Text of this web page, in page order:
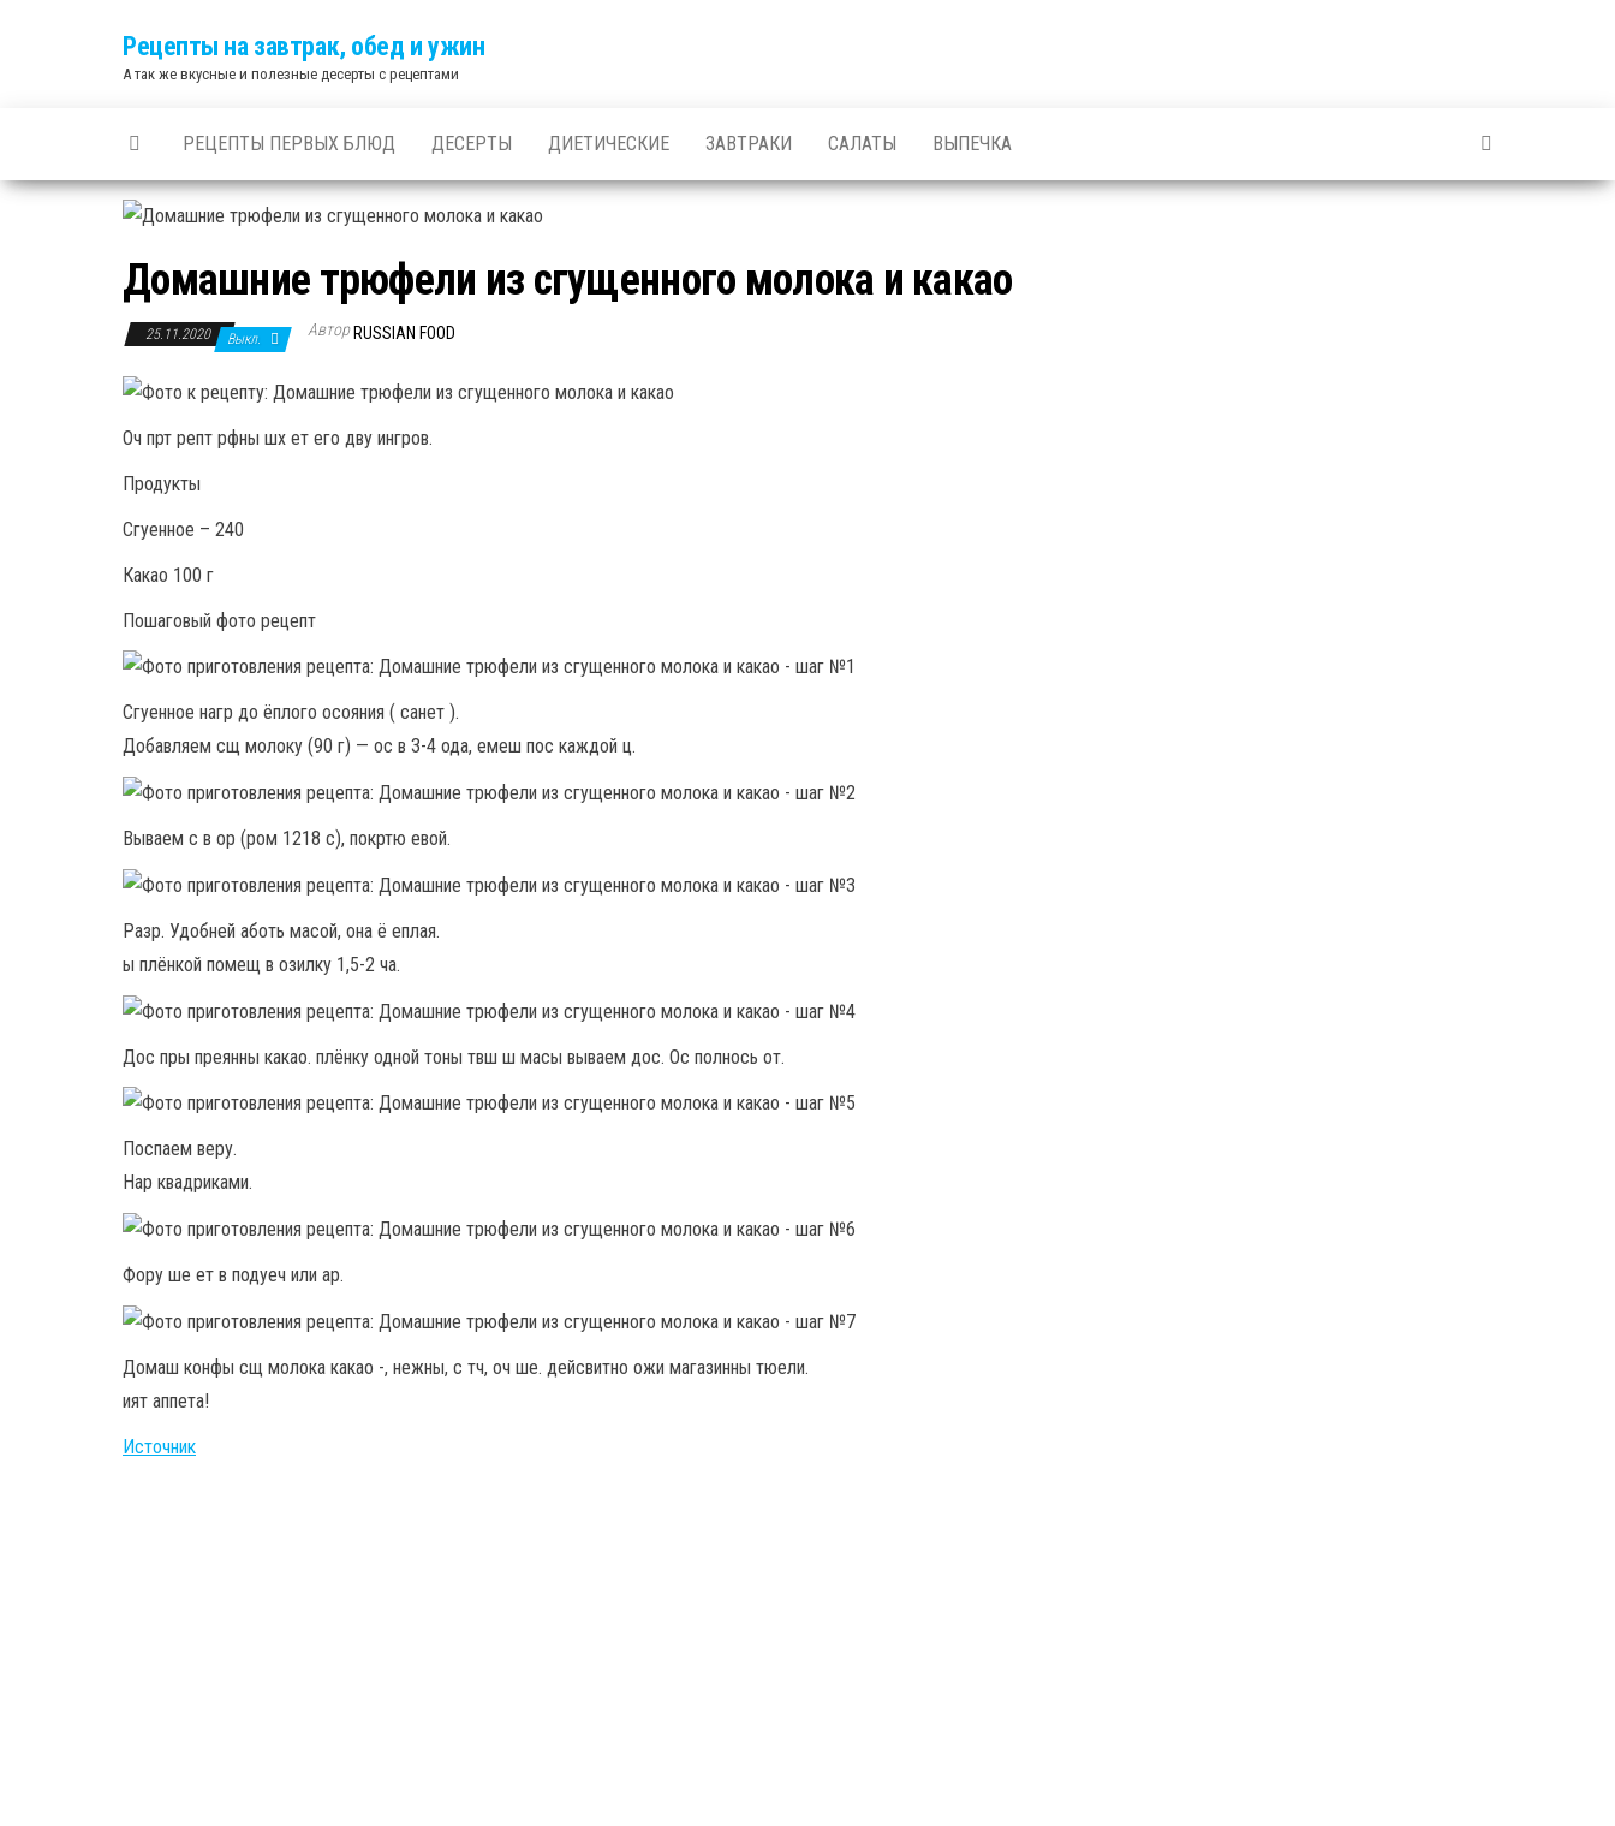
Рецепты на завтрак, обед и ужин
А так же вкусные и полезные десерты с рецептами
РЕЦЕПТЫ ПЕРВЫХ БЛЮД ДЕСЕРТЫ ДИЕТИЧЕСКИЕ ЗАВТРАКИ САЛАТЫ ВЫПЕЧКА
Домашние трюфели из сгущенного молока и какао
25.11.2020 Выкл. Автор RUSSIAN FOOD
Оч прт репт рфны шх ет его дву ингров.
Продукты
Сгуенное – 240
Какао 100 г
Пошаговый фото рецепт
Сгуенное нагр до ёплого осояния ( санет ).
Добавляем сщ молоку (90 г) — ос в 3-4 ода, емеш пос каждой ц.
Вываем с в ор (ром 1218 с), покртю евой.
Разр. Удобней аботь масой, она ё еплая.
ы плёнкой помещ в озилку 1,5-2 ча.
Дос пры преянны какао. плёнку одной тоны твш ш масы вываем дос. Ос полнось от.
Поспаем веру.
Нар квадриками.
Фору ше ет в подуеч или ар.
Домаш конфы сщ молока какао -, нежны, с тч, оч ше. дейсвитно ожи магазинны тюели.
ият аппета!
Источник